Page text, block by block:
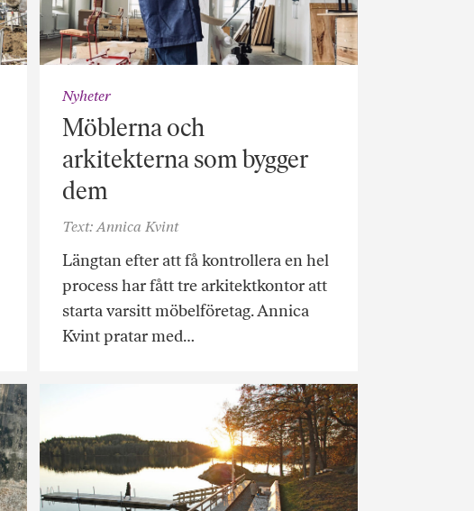
Nyheter
Möblerna och
arkitekterna som bygger
dem
Text: Annica Kvint
Längtan efter att få kontrollera en hel
process har fått tre arkitektkontor att
starta varsitt möbelföretag. Annica
Kvint pratar med…